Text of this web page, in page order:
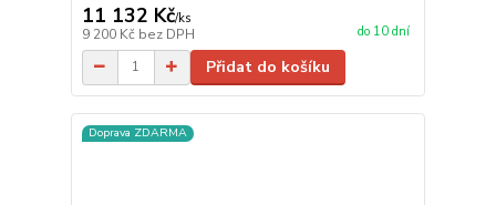
11 132 Kč/ks
9 200 Kč bez DPH do 10 dní
Přidat do košíku
Doprava ZDARMA